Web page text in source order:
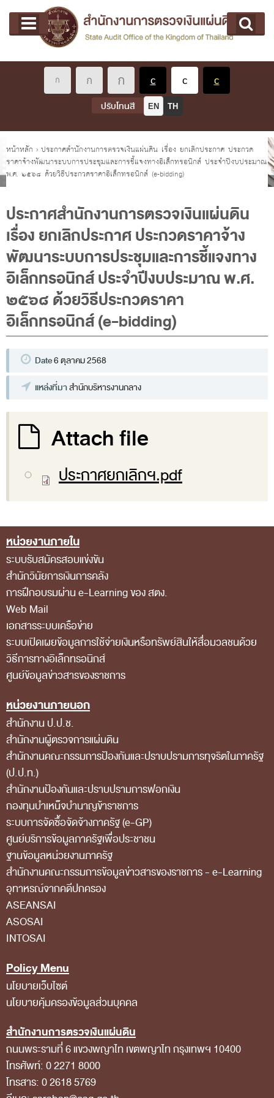
Main menu
หน้าแรก
เกี่ยวกับ คตง.
นโยบายการตรวจเงินแผ่นดิน
หลักเกณฑ์มาตรฐานเกี่ยวกับการตรวจเงินแผ่นดิน
ผู้ว่าการตรวจเงินแผ่นดิน
การบริหารและพัฒนาทรัพยากรบุคคล
ประวัติสำนักงานการตรวจเงินแผ่นดิน
พรป. ว่าด้วยการตรวจเงินแผ่นดิน พ.ศ. 2561
แผนปฏิบัติราชการ ระยะ 5 ปี (พ.ศ. 2566 - 2570)
พระราชดำรัส รัชกาลที่ 9
ผู้บริหารสำนักงานการตรวจเงินแผ่นดิน
รองผู้ว่าการตรวจเงินแผ่นดิน
ผู้ตรวจเงินแผ่นดิน (สตภ.1-15)
ที่ปรึกษาการตรวจเงินแผ่นดิน
ผู้ช่วยผู้ว่าการตรวจเงินแผ่นดิน
ที่ปรึกษาประจำสำนักงาน
ผู้บริหารเทคโนโลยีสารสนเทศระดับสูง (CIO)
หน้าที่และอำนาจ และการแบ่งส่วนราชการ
ภาพรวม
ส่วนกลาง
ส่วนภูมิภาค
คณะกรรมการตรวจสอบของสำนักงานการตรวจเงิน
แผ่นดิน
โครงสร้างคณะกรรมการตรวจสอบ
เอกสารที่เกี่ยวข้องกับคณะกรรมการตรวจสอบ
บุคลากรอื่น
โครงสร้างคณะกรรมการ
เอกสารที่เกี่ยวข้อง
ตราสัญลักษณ์ สตง.
ผลการตรวจสอบ
ผลการตรวจสอบที่สำคัญ
สถิติการตรวจสอบรายงานการเงิน
ข้อมูลสาธารณะ
ข่าวสารการจัดซื้อจัดจ้างของ สตง.
แผนการจัดซื้อจัดจ้าง
ประกาศประกวดราคา/ราคากลาง/ขายพัสดุเสื่อม
สรุปผลการจัดซื้อจัดจ้าง
ข้อมูลสาระสำคัญในสัญญา
พัสดุ
การประเมิน ITA
ศูนย์ข้อมูลข่าวสารของราชการ
ปรับโทนสี EN TH
คุณอยู่ที่
หน้าหลัก › ประกาศสำนักงานการตรวจเงินแผ่นดิน เรื่อง ยกเลิกประกาศ ประกวด
ราคาจ้างพัฒนาระบบการประชุมและการชี้แจงทางอิเล็กทรอนิกส์ ประจำปีงบประมาณ
พ.ศ. ๒๕๖๘ ด้วยวิธีประกวดราคาอิเล็กทรอนิกส์ (e-bidding)
ประกาศสำนักงานการตรวจเงินแผ่นดิน
เรื่อง ยกเลิกประกาศ ประกวดราคาจ้าง
พัฒนาระบบการประชุมและการชี้แจงทาง
อิเล็กทรอนิกส์ ประจำปีงบประมาณ พ.ศ.
๒๕๖๘ ด้วยวิธีประกวดราคา
อิเล็กทรอนิกส์ (e-bidding)
Date6 ตุลาคม 2568
แหล่งที่มาสำนักบริหารงานกลาง
Attach file
ประกาศยกเลิกฯ.pdf
Footer Menu
หน่วยงานภายใน
ระบบรับสมัครสอบแข่งขัน
สำนักวินัยการเงินการคลัง
การฝึกอบรมผ่าน e-Learning ของ สตง.
Web Mail
เอกสารระบบเครือข่าย
ระบบเปิดเผยข้อมูลการใช้จ่ายเงินหรือทรัพย์สินให้สื่อมวลชนด้วย
วิธีการทางอิเล็กทรอนิกส์
ศูนย์ข้อมูลข่าวสารของราชการ
หน่วยงานภายนอก
สำนักงาน ป.ป.ช.
สำนักงานผู้ตรวจการแผ่นดิน
สำนักงานคณะกรรมการป้องกันและปราบปรามการทุจริตในภาครัฐ
(ป.ป.ท.)
สำนักงานป้องกันและปราบปรามการฟอกเงิน
กองทุนบำเหน็จบำนาญข้าราชการ
ระบบการจัดซื้อจัดจ้างภาครัฐ (e-GP)
ศูนย์บริการข้อมูลภาครัฐเพื่อประชาชน
ฐานข้อมูลหน่วยงานภาครัฐ
สํานักงานคณะกรรมการข้อมูลข่าวสารของราชการ - e-Learning
อุทาหรณ์จากคดีปกครอง
ASEANSAI
ASOSAI
INTOSAI
Policy Menu
นโยบายเว็บไซต์
นโยบายคุ้มครองข้อมูลส่วนบุคคล
สำนักงานการตรวจเงินแผ่นดิน
ถนนพระรามที่ 6 แขวงพญาไท เขตพญาไท กรุงเทพฯ 10400
โทรศัพท์: 0 2271 8000
โทรสาร: 0 2618 5769